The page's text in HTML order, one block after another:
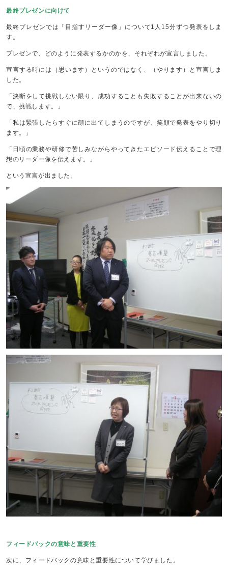
最終プレゼンに向けて
最終プレゼンでは「目指すリーダー像」について1人15分ずつ発表をしま
す。
プレゼンで、どのように発表するかのかを、それぞれが宣言しました。
宣言する時には（思います）というのではなく、（やります）と宣言しま
した。
「決断をして挑戦しない限り、成功することも失敗することが出来ないの
で、挑戦します。」
「私は緊張したらすぐに顔に出てしまうのですが、笑顔で発表をやり切り
ます。」
「日頃の業務や研修で苦しみながらやってきたエピソード伝えることで理
想のリーダー像を伝えます。」
という宣言が出ました。
フィードバックの意味と重要性
次に、フィードバックの意味と重要性について学びました。